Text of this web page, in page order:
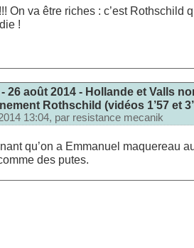
On va être riches : c’est Rothschild
!
26 août 2014 - Hollande et Valls
Rothschild (vidéos 1’57 et
13:04, par resistance mecanik
qu’on a Emmanuel maquereau
des putes.